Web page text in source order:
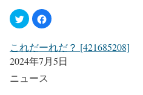
これだーれだ？ [421685208]
2024年7月5日
ニュース